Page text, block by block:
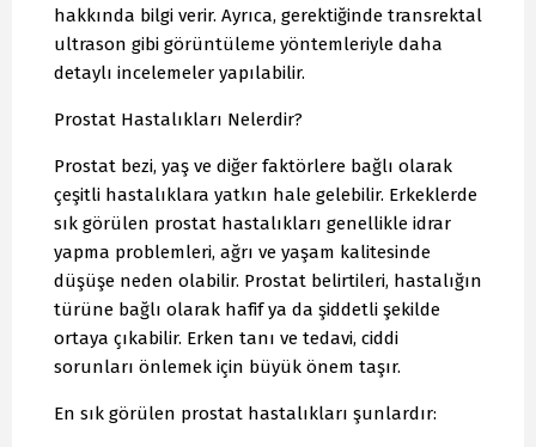
hakkında bilgi verir. Ayrıca, gerektiğinde transrektal
ultrason gibi görüntüleme yöntemleriyle daha
detaylı incelemeler yapılabilir.
Prostat Hastalıkları Nelerdir?
Prostat bezi, yaş ve diğer faktörlere bağlı olarak
çeşitli hastalıklara yatkın hale gelebilir. Erkeklerde
sık görülen prostat hastalıkları genellikle idrar
yapma problemleri, ağrı ve yaşam kalitesinde
düşüşe neden olabilir. Prostat belirtileri, hastalığın
türüne bağlı olarak hafif ya da şiddetli şekilde
ortaya çıkabilir. Erken tanı ve tedavi, ciddi
sorunları önlemek için büyük önem taşır.
En sık görülen prostat hastalıkları şunlardır: